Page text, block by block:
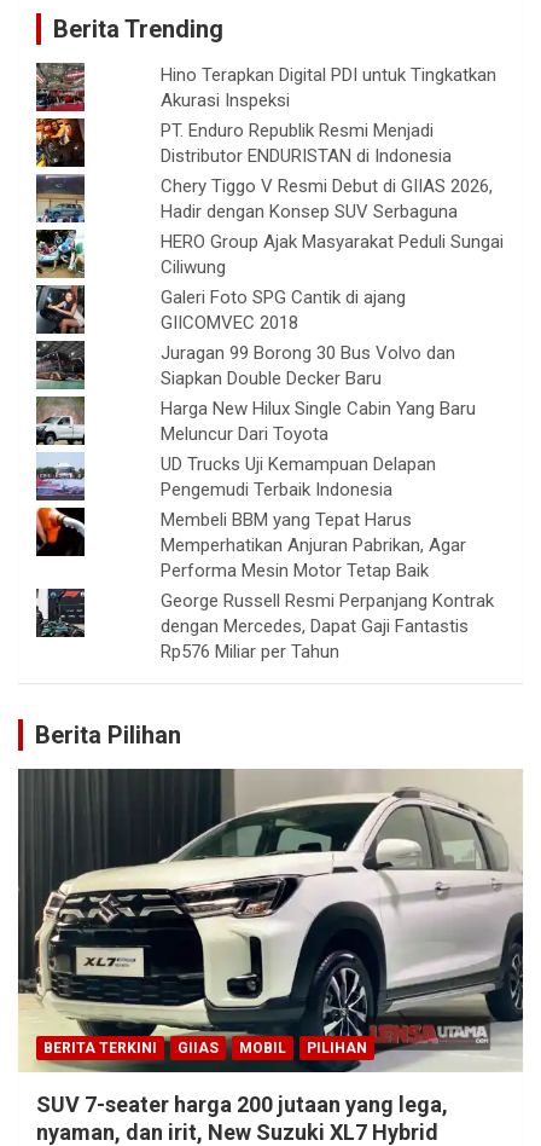
Berita Trending
Hino Terapkan Digital PDI untuk Tingkatkan
Akurasi Inspeksi
PT. Enduro Republik Resmi Menjadi
Distributor ENDURISTAN di Indonesia
Chery Tiggo V Resmi Debut di GIIAS 2026,
Hadir dengan Konsep SUV Serbaguna
HERO Group Ajak Masyarakat Peduli Sungai
Ciliwung
Galeri Foto SPG Cantik di ajang
GIICOMVEC 2018
Juragan 99 Borong 30 Bus Volvo dan
Siapkan Double Decker Baru
Harga New Hilux Single Cabin Yang Baru
Meluncur Dari Toyota
UD Trucks Uji Kemampuan Delapan
Pengemudi Terbaik Indonesia
Membeli BBM yang Tepat Harus
Memperhatikan Anjuran Pabrikan, Agar
Performa Mesin Motor Tetap Baik
George Russell Resmi Perpanjang Kontrak
dengan Mercedes, Dapat Gaji Fantastis
Rp576 Miliar per Tahun
Berita Pilihan
BERITA TERKINI GIIAS MOBIL PILIHAN
SUV 7-seater harga 200 jutaan yang lega,
nyaman, dan irit, New Suzuki XL7 Hybrid